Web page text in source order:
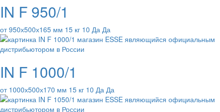
IN F 950/1
от 950х500х165 мм 15 кг 10 Да Да
IN F 1000/1
от 1000х500х170 мм 15 кг 10 Да Да